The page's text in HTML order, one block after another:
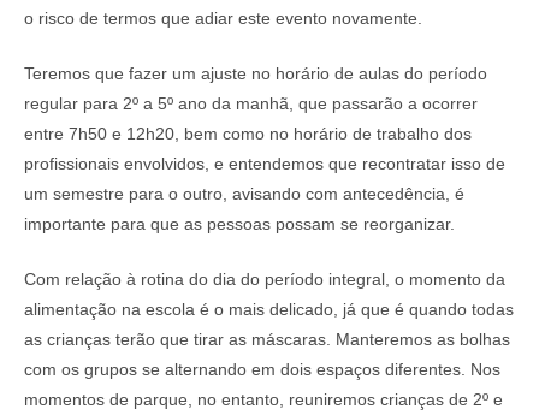
o risco de termos que adiar este evento novamente.
Teremos que fazer um ajuste no horário de aulas do período
regular para 2º a 5º ano da manhã, que passarão a ocorrer
entre 7h50 e 12h20, bem como no horário de trabalho dos
profissionais envolvidos, e entendemos que recontratar isso de
um semestre para o outro, avisando com antecedência, é
importante para que as pessoas possam se reorganizar.
Com relação à rotina do dia do período integral, o momento da
alimentação na escola é o mais delicado, já que é quando todas
as crianças terão que tirar as máscaras. Manteremos as bolhas
com os grupos se alternando em dois espaços diferentes. Nos
momentos de parque, no entanto, reuniremos crianças de 2º e